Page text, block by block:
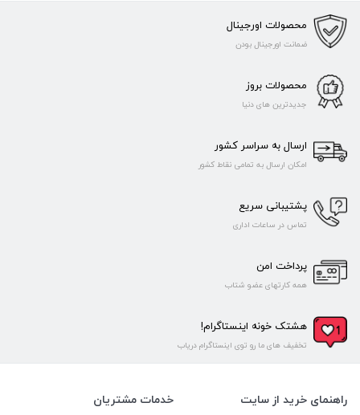
محصولات اورجینال
ضمانت اورجینال بودن
محصولات بروز
جدیدترین های دنیا
ارسال به سراسر کشور
امکان ارسال به تمامی نقاط کشور
پشتیبانی سریع
تماس در ساعات اداری
پرداخت امن
همه کارتهای عضو شتاب
هشتک خونه اینستاگرام!
تخفیف های ما رو توی اینستاگرام دریاب
راهنمای خرید از سایت خدمات مشتریان